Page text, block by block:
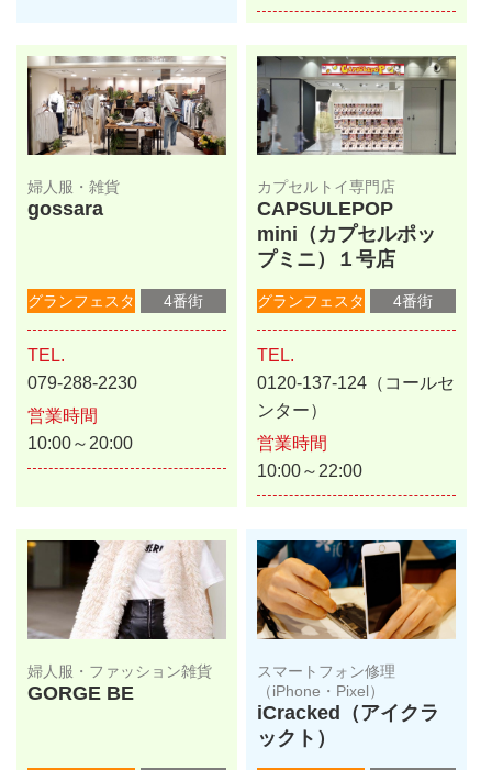
婦人服・雑貨
gossara
グランフェスタ 4番街
TEL.
079-288-2230
営業時間
10:00～20:00
カプセルトイ専門店
CAPSULEPOP
mini（カプセルポッ
プミニ）１号店
グランフェスタ 4番街
TEL.
0120-137-124（コールセ
ンター）
営業時間
10:00～22:00
婦人服・ファッション雑貨
GORGE BE
スマートフォン修理
（iPhone・Pixel）
iCracked（アイクラ
ックト）